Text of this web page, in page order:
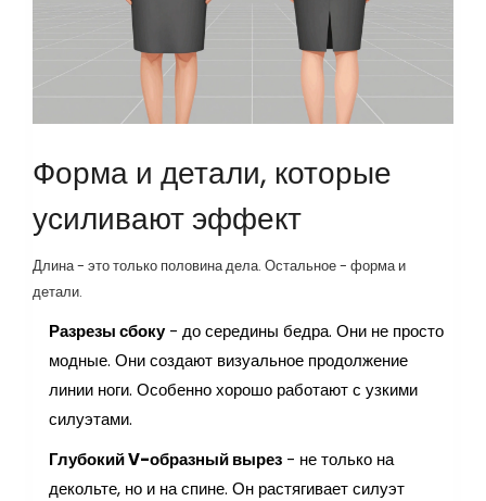
Форма и детали, которые
усиливают эффект
Длина - это только половина дела. Остальное - форма и
детали.
Разрезы сбоку- до середины бедра. Они не просто
модные. Они создают визуальное продолжение
линии ноги. Особенно хорошо работают с узкими
силуэтами.
Глубокий V-образный вырез - не только на
декольте, но и на спине. Он растягивает силуэт